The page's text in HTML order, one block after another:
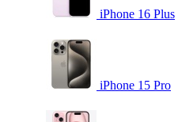
iPhone 16 Plus
iPhone 15 Pro